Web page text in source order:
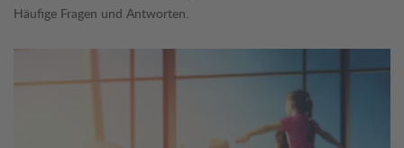
Häufige Fragen und Antworten.